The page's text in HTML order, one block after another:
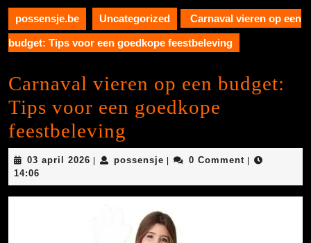
possensje.be Uncategorized Carnaval vieren op een
budget: Tips voor een goedkope feestbeleving
Carnaval vieren op een budget:
Tips voor een goedkope
feestbeleving
03 april 2026 03
2026
possensje possensje0 Comment
14:06